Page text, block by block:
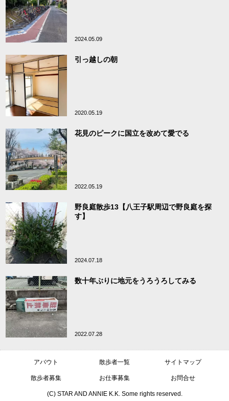
2024.05.09
引っ越しの朝
2020.05.19
花見のピークに国立を改めて愛でる
2022.05.19
野良庭散歩13【八王子駅周辺で野良庭を探
す】
2024.07.18
数十年ぶりに地元をうろうろしてみる
2022.07.28
アバウト 散歩者一覧 サイトマップ
散歩者募集 お仕事募集 お問合せ
(C) STAR AND ANNIE K.K. Some rights reserved.